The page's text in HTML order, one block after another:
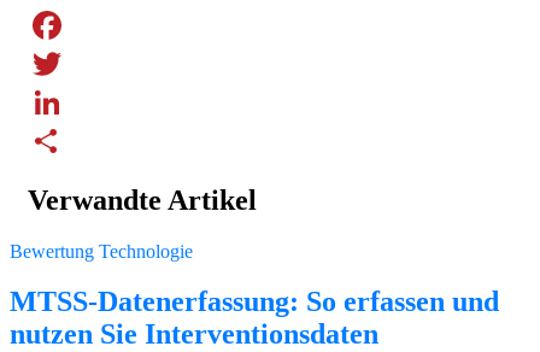
Facebook
Twitter
LinkedIn
Verwandte Artikel
Bewertung Technologie
MTSS-Datenerfassung: So erfassen und
nutzen Sie Interventionsdaten